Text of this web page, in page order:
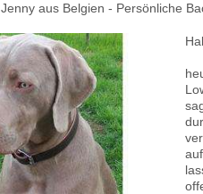
Jenny aus Belgien - Persönliche